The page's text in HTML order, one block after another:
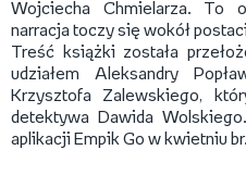
Wojciecha Chmielarza. To
narracja toczy się wokół
Treść książki została
udziałem Aleksandry
Krzysztofa Zalewskiego,
detektywa Dawida
aplikacji Empik Go w kwietniu br.